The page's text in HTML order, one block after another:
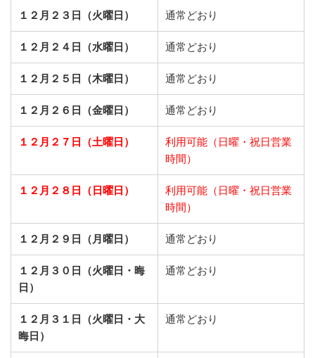
１２月２３日（火曜日） 通常どおり
１２月２４日（水曜日） 通常どおり
１２月２５日（木曜日） 通常どおり
１２月２６日（金曜日） 通常どおり
１２月２７日（土曜日）
利用可能（日曜・祝日営業
時間）
１２月２８日（日曜日）
利用可能（日曜・祝日営業
時間）
１２月２９日（月曜日） 通常どおり
１２月３０日（火曜日・晦
日）
通常どおり
１２月３１日（火曜日・大
晦日）
通常どおり